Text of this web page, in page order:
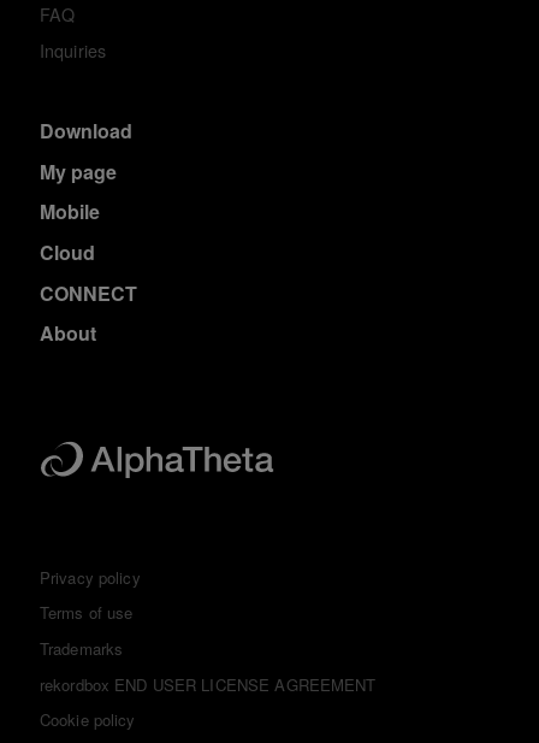
FAQ
Inquiries
Download
My page
Mobile
Cloud
CONNECT
About
Privacy policy
Terms of use
Trademarks
rekordbox END USER LICENSE AGREEMENT
Cookie policy